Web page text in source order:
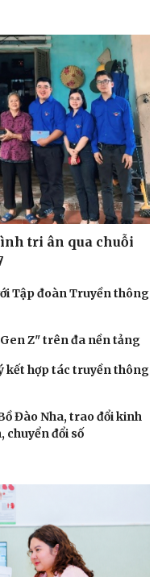
giống tâm hồn
tri ân qua chuỗi
Tập đoàn Truyền thông
Z" trên đa nền tảng
kết hợp tác truyền thông
Đào Nha, trao đổi kinh
đổi số